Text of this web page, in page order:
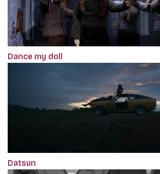
Dance my doll
Datsun